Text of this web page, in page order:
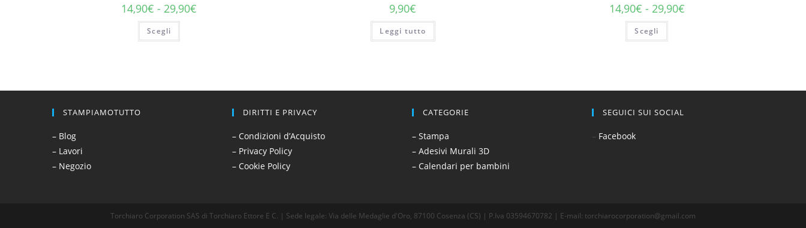
14,90€ - 29,90€
Scegli
9,90€
Leggi tutto
14,90€ - 29,90€
Scegli
STAMPIAMOTUTTO
– Blog
– Lavori
– Negozio
DIRITTI E PRIVACY
– Condizioni d’Acquisto
– Privacy Policy
– Cookie Policy
CATEGORIE
– Stampa
– Adesivi Murali 3D
– Calendari per bambini
SEGUICI SUI SOCIAL
– Facebook
Torchiaro Corporation SAS di Torchiaro Ettore E C. | Sede legale: Via delle Medaglie d'Oro, 87100 Cosenza (CS) | P.Iva 03594670782 | E-mail: torchiarocorporation@gmail.com